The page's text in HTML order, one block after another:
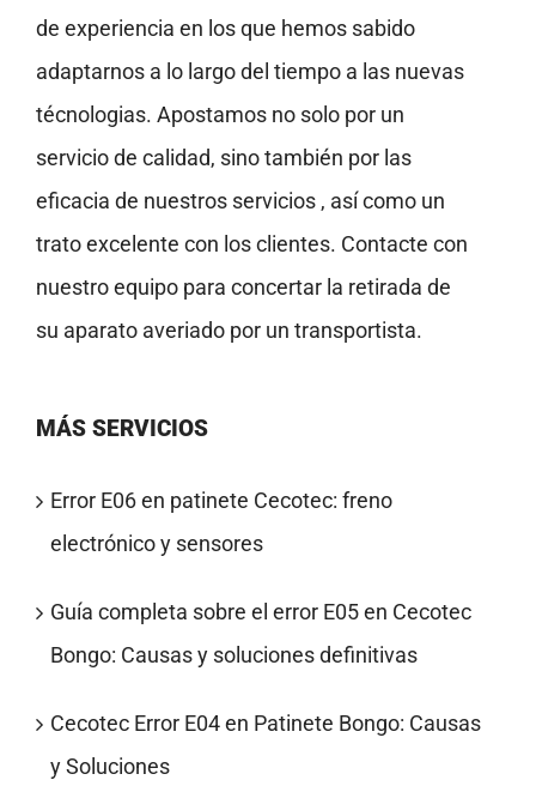
de experiencia en los que hemos sabido
adaptarnos a lo largo del tiempo a las nuevas
técnologias. Apostamos no solo por un
servicio de calidad, sino también por las
eficacia de nuestros servicios , así como un
trato excelente con los clientes. Contacte con
nuestro equipo para concertar la retirada de
su aparato averiado por un transportista.
MÁS SERVICIOS
Error E06 en patinete Cecotec: freno
electrónico y sensores
Guía completa sobre el error E05 en Cecotec
Bongo: Causas y soluciones definitivas
Cecotec Error E04 en Patinete Bongo: Causas
y Soluciones